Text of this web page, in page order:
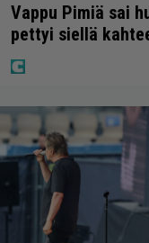
Vappu Pimiä sai
pettyi siellä